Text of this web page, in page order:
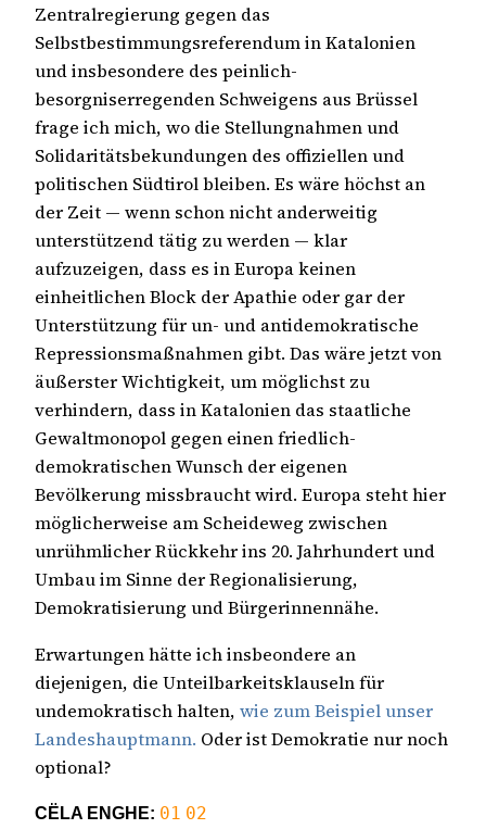
Zentralregierung gegen das
Selbstbestimmungsreferendum in Katalonien
und insbesondere des peinlich-
besorgniserregenden Schweigens aus Brüssel
frage ich mich, wo die Stellungnahmen und
Solidaritätsbekundungen des offiziellen und
politischen Südtirol bleiben. Es wäre höchst an
der Zeit — wenn schon nicht anderweitig
unterstützend tätig zu werden — klar
aufzuzeigen, dass es in Europa keinen
einheitlichen Block der Apathie oder gar der
Unterstützung für un- und antidemokratische
Repressionsmaßnahmen gibt. Das wäre jetzt von
äußerster Wichtigkeit, um möglichst zu
verhindern, dass in Katalonien das staatliche
Gewaltmonopol gegen einen friedlich-
demokratischen Wunsch der eigenen
Bevölkerung missbraucht wird. Europa steht hier
möglicherweise am Scheideweg zwischen
unrühmlicher Rückkehr ins 20. Jahrhundert und
Umbau im Sinne der Regionalisierung,
Demokratisierung und Bürgerinnennähe.
Erwartungen hätte ich insbeondere an
diejenigen, die Unteilbarkeitsklauseln für
undemokratisch halten, wie zum Beispiel unser
Landeshauptmann. Oder ist Demokratie nur noch
optional?
CËLA ENGHE: 01 02